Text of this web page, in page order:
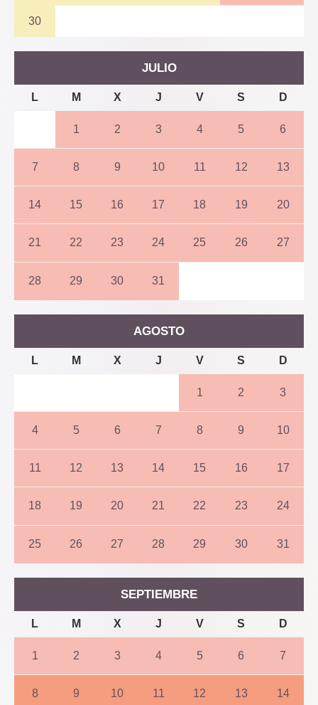
30
JULIO
L M X J V S D
1 2 3 4 5 6
7 8 9 10 11 12 13
14 15 16 17 18 19 20
21 22 23 24 25 26 27
28 29 30 31
AGOSTO
L M X J V S D
1 2 3
4 5 6 7 8 9 10
11 12 13 14 15 16 17
18 19 20 21 22 23 24
25 26 27 28 29 30 31
SEPTIEMBRE
L M X J V S D
1 2 3 4 5 6 7
8 9 10 11 12 13 14